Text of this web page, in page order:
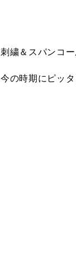
刺繍＆スパンコ
今の時期にピッ